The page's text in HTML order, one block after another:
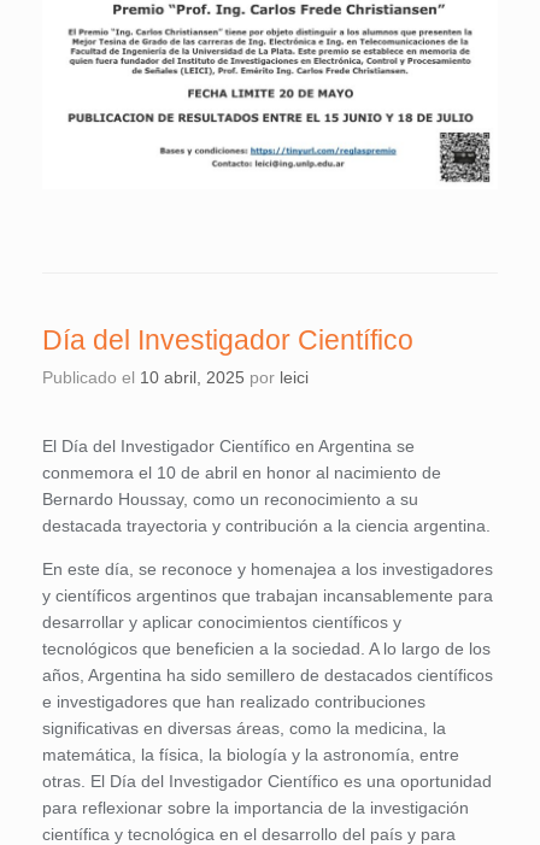
Día del Investigador Científico
Publicado el 10 abril, 2025 por leici
El Día del Investigador Científico en Argentina se
conmemora el 10 de abril en honor al nacimiento de
Bernardo Houssay, como un reconocimiento a su
destacada trayectoria y contribución a la ciencia argentina.
En este día, se reconoce y homenajea a los investigadores
y científicos argentinos que trabajan incansablemente para
desarrollar y aplicar conocimientos científicos y
tecnológicos que beneficien a la sociedad. A lo largo de los
años, Argentina ha sido semillero de destacados científicos
e investigadores que han realizado contribuciones
significativas en diversas áreas, como la medicina, la
matemática, la física, la biología y la astronomía, entre
otras. El Día del Investigador Científico es una oportunidad
para reflexionar sobre la importancia de la investigación
científica y tecnológica en el desarrollo del país y para